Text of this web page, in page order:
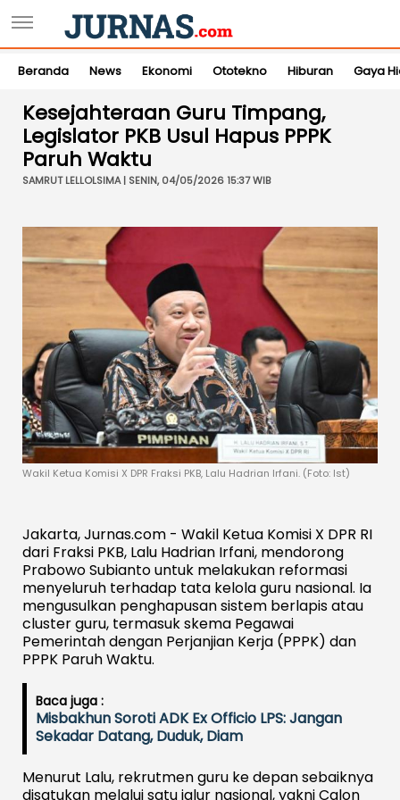
Beranda News Ekonomi Ototekno Hiburan Gaya
Kesejahteraan Guru Timpang,
Legislator PKB Usul Hapus PPPK
Paruh Waktu
SAMRUT LELLOLSIMA | SENIN, 04/05/2026 15:37 WIB
Wakil Ketua Komisi X DPR Fraksi PKB, Lalu Hadrian Irfani. (Foto: Ist)
Jakarta, Jurnas.com - Wakil Ketua Komisi X DPR RI
dari Fraksi PKB, Lalu Hadrian Irfani, mendorong
Prabowo Subianto untuk melakukan reformasi
menyeluruh terhadap tata kelola guru nasional. Ia
mengusulkan penghapusan sistem berlapis atau
cluster guru, termasuk skema Pegawai
Pemerintah dengan Perjanjian Kerja (PPPK) dan
PPPK Paruh Waktu.
Baca juga :
Misbakhun Soroti ADK Ex Officio LPS: Jangan
Sekadar Datang, Duduk, Diam
Menurut Lalu, rekrutmen guru ke depan sebaiknya
disatukan melalui satu jalur nasional, yakni Calon